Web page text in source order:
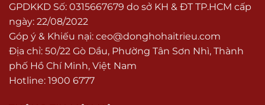
GPDKKD Số: 0315667679 do sở KH & ĐT TP.HCM cấp
ngày: 22/08/2022
Góp ý & Khiếu nại: ceo@donghohaitrieu.com
Địa chỉ: 50/22 Gò Dầu, Phường Tân Sơn Nhì, Thành
phố Hồ Chí Minh, Việt Nam
Hotline: 1900 6777